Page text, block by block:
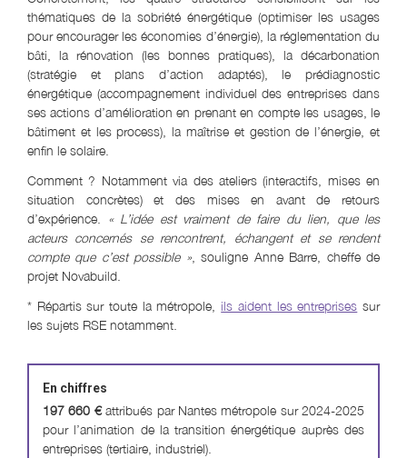
thématiques de la sobriété énergétique (optimiser les usages
pour encourager les économies d’énergie), la réglementation du
bâti, la rénovation (les bonnes pratiques), la décarbonation
(stratégie et plans d’action adaptés), le prédiagnostic
énergétique (accompagnement individuel des entreprises dans
ses actions d’amélioration en prenant en compte les usages, le
bâtiment et les process), la maîtrise et gestion de l’énergie, et
enfin le solaire.
Comment ? Notamment via des ateliers (interactifs, mises en
situation concrètes) et des mises en avant de retours
d’expérience. « L’idée est vraiment de faire du lien, que les
acteurs concernés se rencontrent, échangent et se rendent
compte que c’est possible », souligne Anne Barre, cheffe de
projet Novabuild.
* Répartis sur toute la métropole,ils aident les entreprises sur
les sujets RSE notamment.
En chiffres
197 660 €attribués par Nantes métropole sur 2024-2025
pour l’animation de la transition énergétique auprès des
entreprises (tertiaire, industriel).